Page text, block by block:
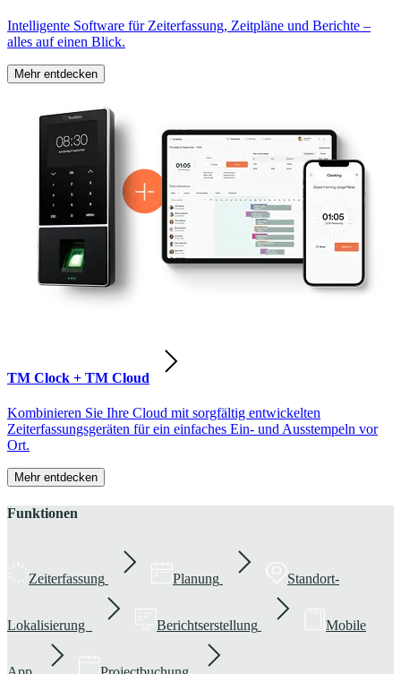
Intelligente Software für Zeiterfassung, Zeitpläne und Berichte –
alles auf einen Blick.
Mehr entdecken
TM Clock + TM Cloud
Kombinieren Sie Ihre Cloud mit sorgfältig entwickelten
Zeiterfassungsgeräten für ein einfaches Ein- und Ausstempeln vor
Ort.
Mehr entdecken
Funktionen
Zeiterfassung Planung Standort-
Lokalisierung Berichtserstellung Mobile